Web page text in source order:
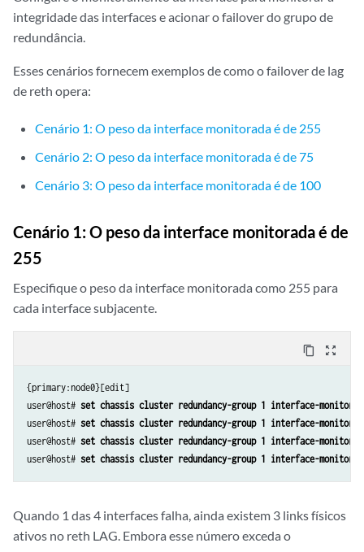
integridade das interfaces e acionar o failover do grupo de
redundância.
Esses cenários fornecem exemplos de como o failover de lag
de reth opera:
Cenário 1: O peso da interface monitorada é de 255
Cenário 2: O peso da interface monitorada é de 75
Cenário 3: O peso da interface monitorada é de 100
Cenário 1: O peso da interface monitorada é de
255
Especifique o peso da interface monitorada como 255 para
cada interface subjacente.
content_copy zoom_out_map
{primary:node0}[edit]
user@host# set chassis cluster redundancy-group 1 interface-monitor
user@host# set chassis cluster redundancy-group 1 interface-monitor
user@host# set chassis cluster redundancy-group 1 interface-monitor
user@host# set chassis cluster redundancy-group 1 interface-monitor
Quando 1 das 4 interfaces falha, ainda existem 3 links físicos
ativos no reth LAG. Embora esse número exceda o